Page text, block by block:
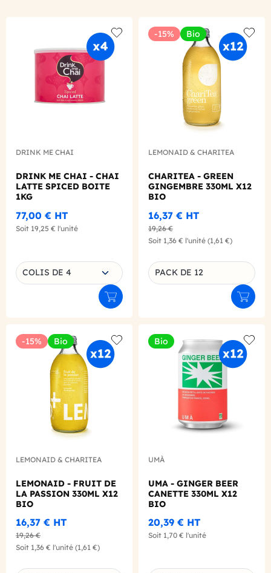
Add to wishlist
DRINK ME CHAI
DRINK ME CHAI - CHAI
LATTE SPICED BOITE
1KG
77,00 € HT
Soit 19,25 € l'unité
Choisissez une déclinaison
COLIS DE 4
Ajouter au panier
-15% Bio
Add
LEMONAID & CHARITEA
CHARITEA - GREEN
GINGEMBRE 330ML X12
BIO
16,37 € HT
19,26 €
Soit 1,36 € l'unité (1,61 €)
Déclinaison du produit
PACK DE 12
-15% Bio
Add to wishlist
LEMONAID & CHARITEA
LEMONAID - FRUIT DE
LA PASSION 330ML X12
BIO
16,37 € HT
19,26 €
Soit 1,36 € l'unité (1,61 €)
Bio
Add
UMÀ
UMA - GINGER BEER
CANETTE 330ML X12
BIO
20,39 € HT
Soit 1,70 € l'unité